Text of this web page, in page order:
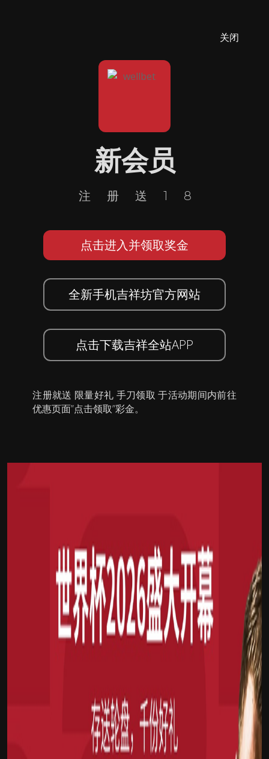
关闭
新会员
注册送18
点击进入并领取奖金
全新手机吉祥坊官方网站
点击下载吉祥全站APP
注册就送 限量好礼 手刀领取 于活动期间内前往
优惠页面”点击领取”彩金。